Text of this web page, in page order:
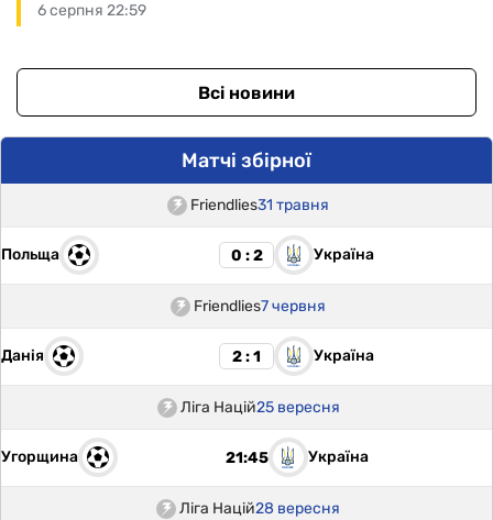
6 серпня 22:59
Всі новини
Матчі збірної
Friendlies31 травня
Польща 0 : 2 Україна
Friendlies7 червня
Данія 2 : 1 Україна
Ліга Націй25 вересня
Угорщина 21:45 Україна
Ліга Націй28 вересня